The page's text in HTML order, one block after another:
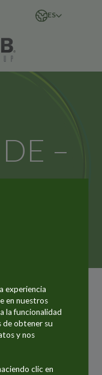
ES
–
experiencia
en nuestros
la funcionalidad
de obtener su
y nos
clic en